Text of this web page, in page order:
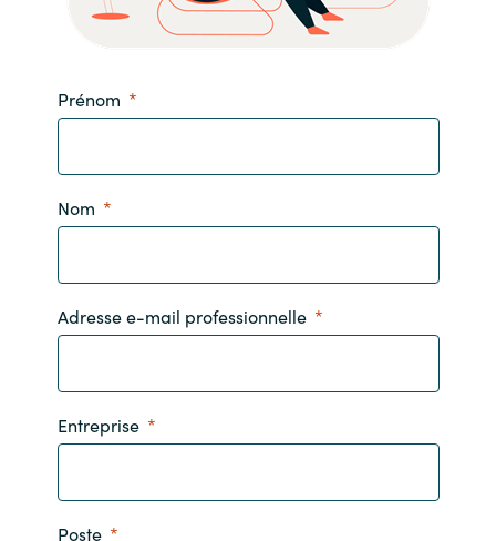
Prénom
Nom
Adresse e-mail professionnelle
Entreprise
Poste